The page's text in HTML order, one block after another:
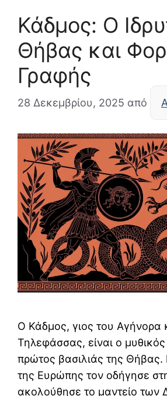
Κάδμος: Ο
Θήβας και
Γραφής
28 Δεκεμβρίου, 2025 από
Ο Κάδμος, γιος του Αγήνορα
Τηλεφάσσας, είναι ο μυθικός
πρώτος βασιλιάς της
της Ευρώπης τον οδήγησε
ακολούθησε το μαντείο των